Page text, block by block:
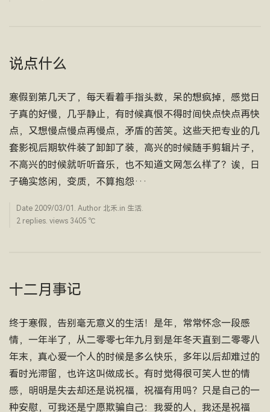
说点什么
寒假到第几天了，每天看着手指头数，呆的想疯掉，感觉日
子真的好慢，几乎静止，有时候真恨不得时间快点快点再快
点，又想慢点慢点再慢点，矛盾的苦笑。这些天把专业的几
套影视后期软件装了卸卸了装，高兴的时候随手剪辑片子，
不高兴的时候就听听音乐，也不知道文网怎么样了？诶，日
子确实悠闲，变质，不算抱怨···
Date 2009/03/01 . Author 北禾.in 生活.
2 replies. views 3405 ­℃
十二月事记
终于寒假，告别毫无意义的生活！是年，常常怀念一段感
情，一年半了，从二零零七年九月到是年冬天直到二零零八
年末，真心爱一个人的时候是多么快乐，多年以后却难过的
看时光滞留，也许这叫做成长。有时觉得很可笑人世的情
感，明明是失去却还是说祝福，祝福有用吗？只是自己的一
种安慰，可我还是宁愿欺骗自己：我爱的人，我还是祝福